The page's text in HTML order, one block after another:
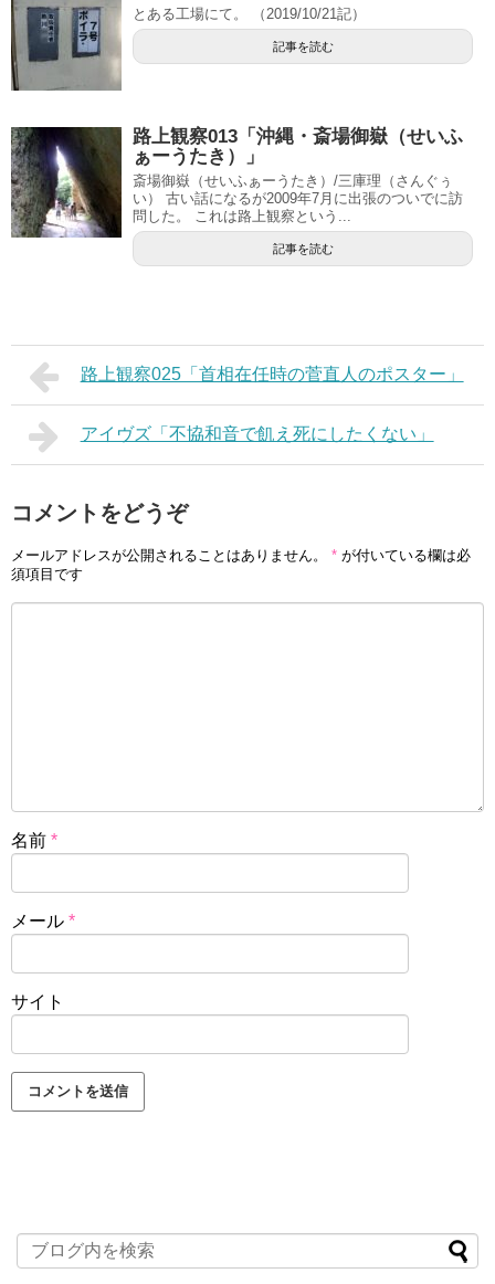
とある工場にて。 （2019/10/21記）
記事を読む
路上観察013「沖縄・斎場御嶽（せいふ
ぁーうたき）」
斎場御嶽（せいふぁーうたき）/三庫理（さんぐぅ
い） 古い話になるが2009年7月に出張のついでに訪
問した。 これは路上観察という...
記事を読む
路上観察025「首相在任時の菅直人のポスター」
アイヴズ「不協和音で飢え死にしたくない」
コメントをどうぞ
メールアドレスが公開されることはありません。 * が付いている欄は必
須項目です
名前 *
メール *
サイト